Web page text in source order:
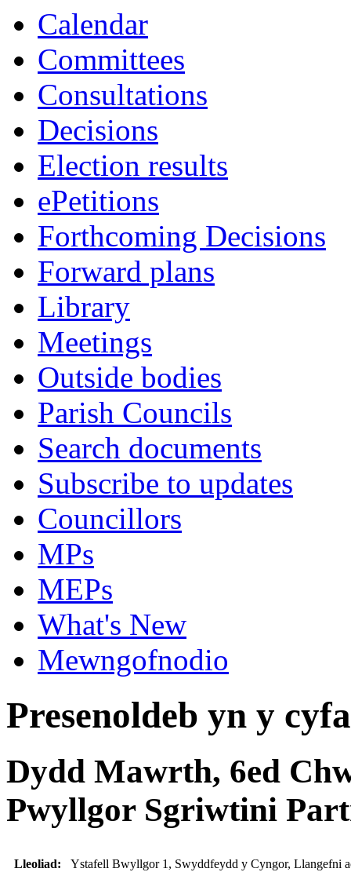
Calendar
Committees
Consultations
Decisions
Election results
ePetitions
Forthcoming Decisions
Forward plans
Library
Meetings
Outside bodies
Parish Councils
Search documents
Subscribe to updates
Councillors
MPs
MEPs
What's New
Mewngofnodio
Presenoldeb yn y
Dydd Mawrth, 6ed
Pwyllgor Sgriwtini
Lleoliad: Ystafell Bwyllgor 1, Swyddfeydd y Cyngor, Llangefni